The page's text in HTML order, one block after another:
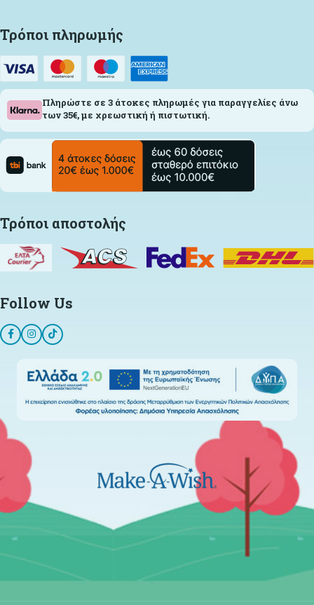
Τρόποι πληρωμής
Πληρώστε σε 3 άτοκες πληρωμές για παραγγελίες άνω
των 35€, με χρεωστική ή πιστωτική.
Τρόποι αποστολής
Follow Us